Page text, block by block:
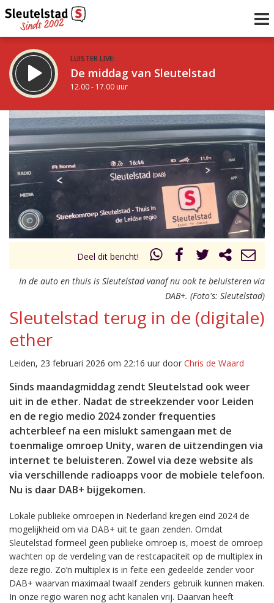
LUISTER LIVE:
De middag van Sleutelstad
12.00 - 17.00 uur
STRAKS:
Sleutelstad 30
17.00 - 19.00 uur
Vorig uur
uur 1 van 0 Volgend uur
Deel dit bericht!
In de auto en thuis is Sleutelstad vanaf nu ook te beluisteren via
DAB+. (Foto's: Sleutelstad)
Sleutelstad terug in de (digitale)
ether
Leiden, 23 februari 2026 om 22:16 uur door Chris de Waard
Sinds maandagmiddag zendt Sleutelstad ook weer
uit in de ether. Nadat de streekzender voor Leiden
en de regio medio 2024 zonder frequenties
achterbleef na een mislukt samengaan met de
toenmalige omroep Unity, waren de uitzendingen via
internet te beluisteren. Zowel via deze website als
via verschillende radioapps voor de mobiele telefoon.
Nu is daar DAB+ bijgekomen.
Lokale publieke omroepen in Nederland kregen eind 2024 de
mogelijkheid om via DAB+ uit te gaan zenden. Omdat
Sleutelstad formeel geen publieke omroep is, moest de omroep
wachten op de verdeling van de restcapaciteit op de multiplex in
deze regio. Zo’n multiplex is in feite een gedeelde zender voor
DAB+ waarvan maximaal twaalf zenders gebruik kunnen maken.
In onze regio waren nog acht kanalen vrij. Daarvan heeft